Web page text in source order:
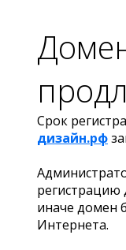
Срок
дизайн.рф
регистрацию
иначе домен
Интернета.